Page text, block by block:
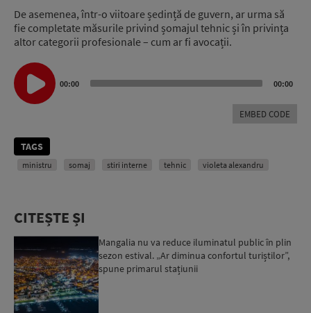
De asemenea, într-o viitoare ședință de guvern, ar urma să
fie completate măsurile privind șomajul tehnic și în privința
altor categorii profesionale – cum ar fi avocații.
Audio
Player
00:00 00:00
EMBED CODE
TAGS
ministru somaj stiri interne tehnic violeta alexandru
CITEȘTE ȘI
Mangalia nu va reduce iluminatul public în plin
sezon estival. „Ar diminua confortul turiștilor”,
spune primarul stațiunii